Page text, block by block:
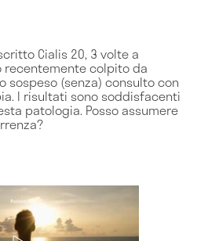
Cialis 20, 3 volte a
recentemente colpito da
sospeso (senza) consulto con
I risultati sono soddisfacenti
patologia. Posso assumere